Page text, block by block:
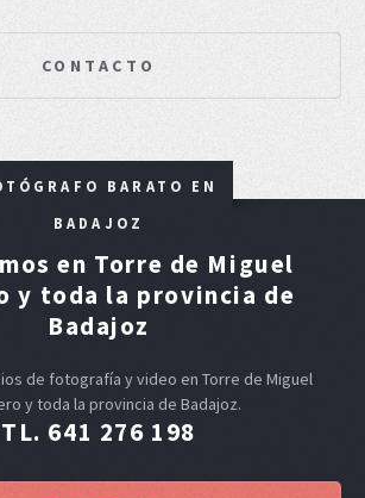
CONTACTO
BARATO EN
BADAJOZ
en Torre de Miguel
y toda la provincia de
Badajoz
de fotografía y video en Torre de Miguel
y toda la provincia de Badajoz.
TL. 641 276 198